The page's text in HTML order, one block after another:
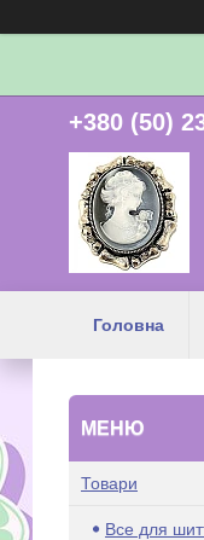
+380 (50)
Головна
Товари
Все для